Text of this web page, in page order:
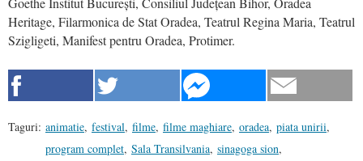
Heritage, Filarmonica de Stat Oradea, Teatrul Regina Maria, Teatrul
Szigligeti, Manifest pentru Oradea, Protimer.
Taguri: animatie, festival, filme, filme maghiare, oradea, piata unirii,
program complet, Sala Transilvania, sinagoga sion,